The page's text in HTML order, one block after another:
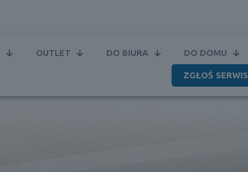
OUTLET DO BIURA DO DOMU
ZGŁOŚ SERWIS